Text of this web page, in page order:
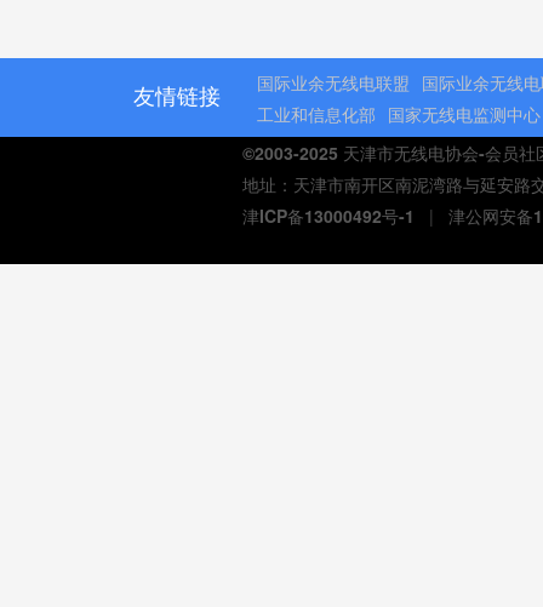
友情链接 国际业余无线电联盟 国际业余无线
工业和信息化部 国家无线电监测中心
©2003-2025 天津市无线电协会-会员社
地址：天津市南开区南泥湾路与延安
津ICP备13000492号-1 | 津公网安备